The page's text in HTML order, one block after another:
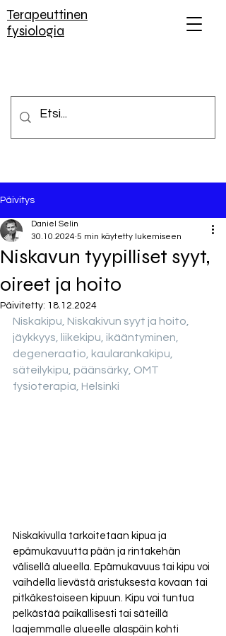
Terapeuttinen
fysiologia
Päivitys
Niskavun tyypilliset syyt,
oireet ja hoito
Daniel Selin
30.10.2024 5 min käytetty lukemiseen
Päivitetty: 18.12.2024
Niskakipu, Niskakivun syyt ja hoito,
jäykkyys, liikekipu, ikääntyminen,
degeneraatio, kaularankakipu,
säteilykipu, päänsärky, OMT
fysioterapia, Helsinki
Niskakivulla tarkoitetaan kipua ja
epämukavuutta pään ja rintakehän
välisellä alueella. Epämukavuus tai kipu voi
vaihdella lievästä aristuksesta kovaan tai
pitkäkestoiseen kipuun. Kipu voi tuntua
pelkästää paikallisesti tai säteillä
laajemmalle alueelle alaspäin kohti